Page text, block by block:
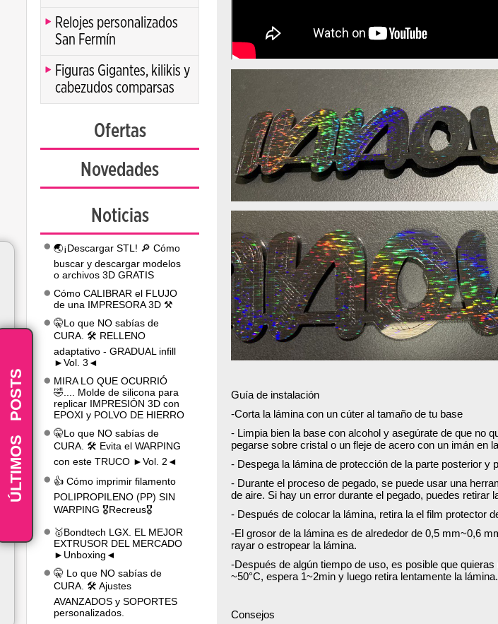
Relojes personalizados
San Fermín
Figuras Gigantes, kilikis y
cabezudos comparsas
Ofertas
Novedades
Noticias
🌏¡Descargar STL! 🔎 Cómo
buscar y descargar modelos
o archivos 3D GRATIS
Cómo CALIBRAR el FLUJO
de una IMPRESORA 3D ⚒️
🤫Lo que NO sabías de
CURA. 🛠️ RELLENO
adaptativo - GRADUAL infill
►Vol. 3◄
MIRA LO QUE OCURRIÓ
🤣.... Molde de silicona para
replicar IMPRESIÓN 3D con
EPOXI y POLVO DE HIERRO
🤫Lo que NO sabías de
CURA. 🛠️ Evita el WARPING
con este TRUCO ►Vol. 2◄
👍 Cómo imprimir filamento
POLIPROPILENO (PP) SIN
WARPING 🎖️Recreus🎖️
🥇Bondtech LGX. EL MEJOR
EXTRUSOR DEL MERCADO
►Unboxing◄
🤫 Lo que NO sabías de
CURA. 🛠️ Ajustes
AVANZADOS y SOPORTES
personalizados.
Guía de instalación
-Corta la lámina con un cúter al tamaño de tu base
- Limpia bien la base con alcohol y asegúrate de que no
pegarse sobre cristal o un fleje de acero con un imán en
- Despega la lámina de protección de la parte posterior y
- Durante el proceso de pegado, se puede usar una
de aire. Si hay un error durante el pegado, puedes
- Después de colocar la lámina, retira la el film protector
-El grosor de la lámina es de alrededor de 0,5 mm~0,6
rayar o estropear la lámina.
-Después de algún tiempo de uso, es posible que
~50°C, espera 1~2min y luego retira lentamente la lámina.
Consejos
ÚLTIMOS
POSTS